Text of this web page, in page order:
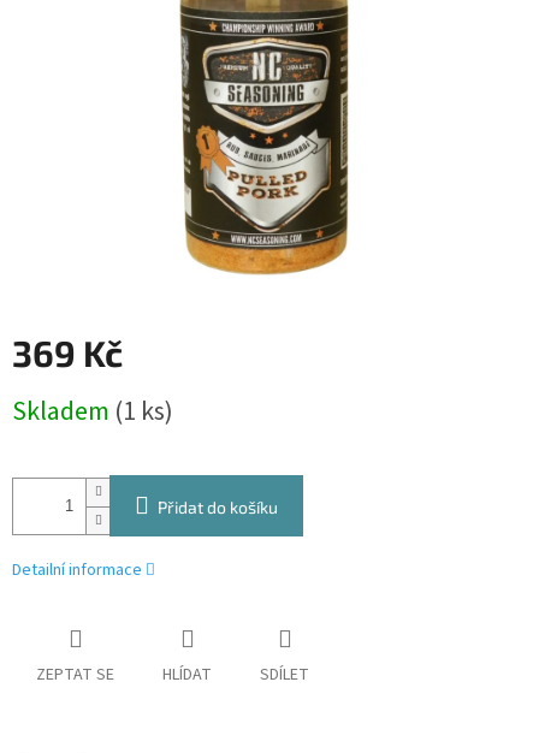
369 Kč
cena:
Skladem (1 ks)
Přidat do košíku
Detailní informace
ZEPTAT SE HLÍDAT SDÍLET